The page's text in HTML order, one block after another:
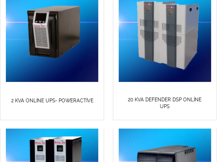
2 KVA ONLİNE UPS- POWERACTİVE
20 KVA DEFENDER DSP ONLİNE
UPS